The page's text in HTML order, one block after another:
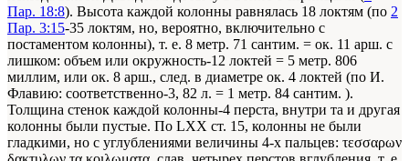
Пар. 18:8). Высота каждой колонны равнялась 18 локтям (по 2
Пар. 3:15-35 локтям, но, вероятно, включительно с
постаментом колонны), т. е. 8 метр. 71 сантим. = ок. 11 арш. с
лишком: объем или окружность-12 локтей = 5 метр. 806
миллим, или ок. 8 арш., след. в диаметре ок. 4 локтей (по И.
Флавию: соответственно-3, 82 л. = 1 метр. 84 сантим. ).
Толщина стенок каждой колонны-4 перста, внутри та и другая
колонны были пустые. По LXX ст. 15, колонны не были
гладкими, но с углублениями величины 4-х пальцев: τεσσαρων